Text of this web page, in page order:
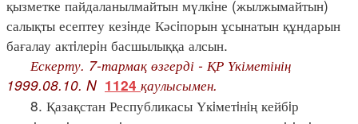
қызметке пайдаланылмайтын мүлкiне (жылжымайтын)
салықты есептеу кезiнде Кәсiпорын ұсынатын құндарын
бағалау актiлерiн басшылыққа алсын.
Ескерту. 7-тармақ өзгерді - ҚР Үкіметінің
1999.08.10. N 1124 қаулысымен.
8. Қазақстан Республикасы Үкiметiнiң кейбiр